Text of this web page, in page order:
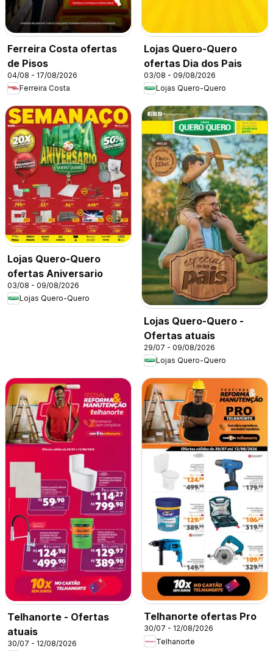
Ferreira Costa ofertas
de Pisos
04/08 - 17/08/2026
Ferreira Costa
Lojas Quero-Quero
ofertas Dia dos Pais
03/08 - 09/08/2026
Lojas Quero-Quero
Lojas Quero-Quero
ofertas Aniversario
03/08 - 09/08/2026
Lojas Quero-Quero
Lojas Quero-Quero -
Ofertas atuais
29/07 - 09/08/2026
Lojas Quero-Quero
Telhanorte - Ofertas
atuais
30/07 - 12/08/2026
Telhanorte ofertas Pro
30/07 - 12/08/2026
Telhanorte